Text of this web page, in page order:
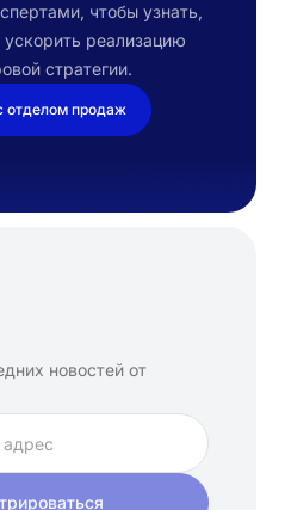
чтобы узнать,
реализацию
стратегии.
отделом продаж
новостей от